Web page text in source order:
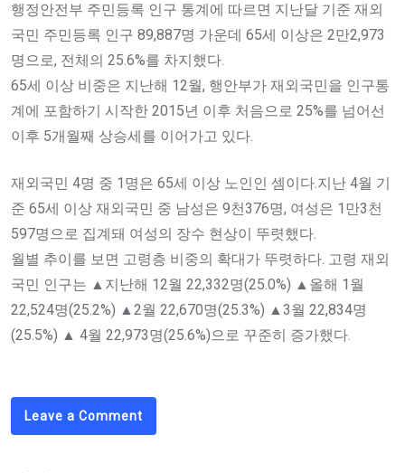
행정안전부 주민등록 인구 통계에 따르면 지난달 기준 재외
국민 주민등록 인구 89,887명 가운데 65세 이상은 2만2,973
명으로, 전체의 25.6%를 차지했다.
65세 이상 비중은 지난해 12월, 행안부가 재외국민을 인구통
계에 포함하기 시작한 2015년 이후 처음으로 25%를 넘어선
이후 5개월째 상승세를 이어가고 있다.
재외국민 4명 중 1명은 65세 이상 노인인 셈이다.지난 4월 기
준 65세 이상 재외국민 중 남성은 9천376명, 여성은 1만3천
597명으로 집계돼 여성의 장수 현상이 뚜렷했다.
월별 추이를 보면 고령층 비중의 확대가 뚜렷하다. 고령 재외
국민 인구는 ▲지난해 12월 22,332명(25.0%) ▲올해 1월
22,524명(25.2%) ▲2월 22,670명(25.3%) ▲3월 22,834명
(25.5%) ▲ 4월 22,973명(25.6%)으로 꾸준히 증가했다.
Leave a Comment